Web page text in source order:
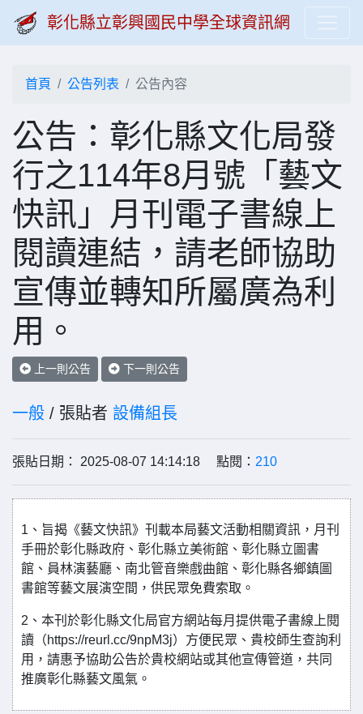
彰化縣立彰興國民中學全球資訊網
首頁 公告列表 公告內容
公告：彰化縣文化局發
行之114年8月號「藝文
快訊」月刊電子書線上
閱讀連結，請老師協助
宣傳並轉知所屬廣為利
用。
上一則公告 下一則公告
一般 / 張貼者 設備組長
張貼日期： 2025-08-07 14:14:18 點閱： 210
1、旨揭《藝文快訊》刊載本局藝文活動相關資訊，月刊
手冊於彰化縣政府、彰化縣立美術館、彰化縣立圖書
館、員林演藝廳、南北管音樂戲曲館、彰化縣各鄉鎮圖
書館等藝文展演空間，供民眾免費索取。
2、本刊於彰化縣文化局官方網站每月提供電子書線上閱
讀（https://reurl.cc/9npM3j）方便民眾、貴校師生查詢利
用，請惠予協助公告於貴校網站或其他宣傳管道，共同
推廣彰化縣藝文風氣。